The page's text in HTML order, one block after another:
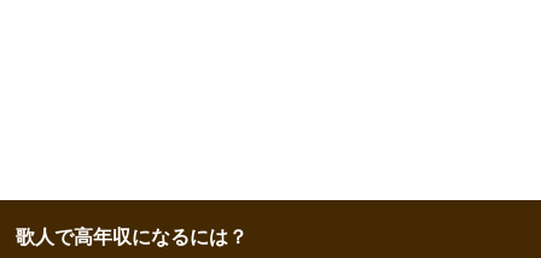
歌人で高年収になるには？